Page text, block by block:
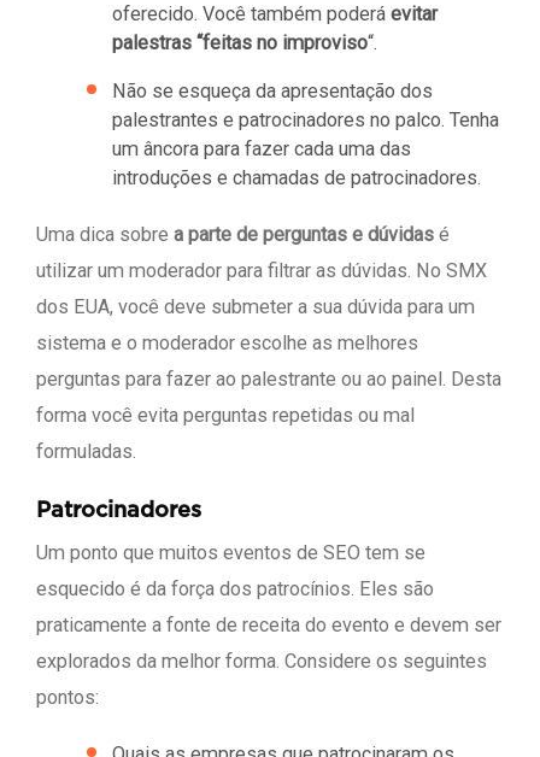
oferecido. Você também poderá evitar
palestras “feitas no improviso“.
Não se esqueça da apresentação dos
palestrantes e patrocinadores no palco. Tenha
um âncora para fazer cada uma das
introduções e chamadas de patrocinadores.
Uma dica sobre a parte de perguntas e dúvidas é
utilizar um moderador para filtrar as dúvidas. No SMX
dos EUA, você deve submeter a sua dúvida para um
sistema e o moderador escolhe as melhores
perguntas para fazer ao palestrante ou ao painel. Desta
forma você evita perguntas repetidas ou mal
formuladas.
Patrocinadores
Um ponto que muitos eventos de SEO tem se
esquecido é da força dos patrocínios. Eles são
praticamente a fonte de receita do evento e devem ser
explorados da melhor forma. Considere os seguintes
pontos: